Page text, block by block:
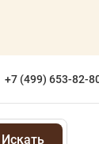
+7 (499) 653-82-